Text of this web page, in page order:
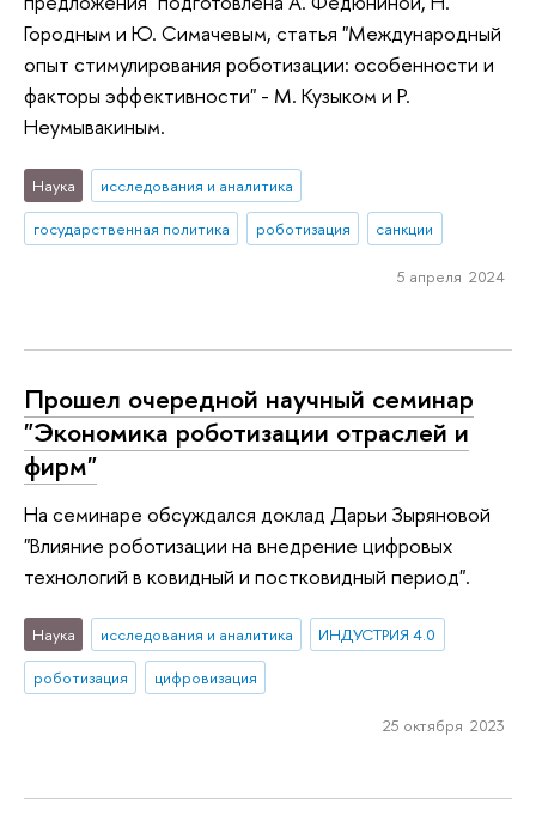
Городным и Ю. Симачевым, статья "Международный
опыт стимулирования роботизации: особенности и
факторы эффективности" - М. Кузыком и Р.
Неумывакиным.
Наука
исследования и аналитика
государственная политика
роботизация санкции
5 апреля 2024
Прошел очередной научный семинар
"Экономика роботизации отраслей и
фирм"
На семинаре обсуждался доклад Дарьи Зыряновой
"Влияние роботизации на внедрение цифровых
технологий в ковидный и постковидный период".
Наука исследования и аналитика
ИНДУСТРИЯ 4.0
роботизация
цифровизация
25 октября 2023